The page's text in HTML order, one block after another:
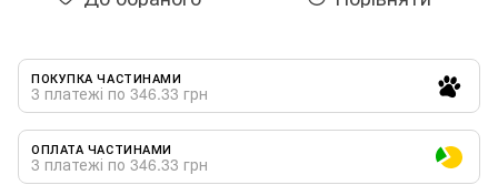
ПОКУПКА ЧАСТИНАМИ
3 платежі по 346.33 грн
ОПЛАТА ЧАСТИНАМИ
3 платежі по 346.33 грн